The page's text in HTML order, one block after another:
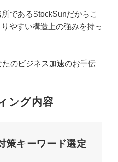
であるStockSunだからこ
やすい構造上の強みを持っ
のビジネス加速のお手伝
ング内容
策キーワード選定